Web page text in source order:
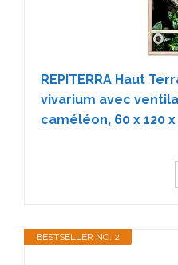
REPITERRA Haut
vivarium avec
caméléon, 60 x 120
BESTSELLER NO. 2